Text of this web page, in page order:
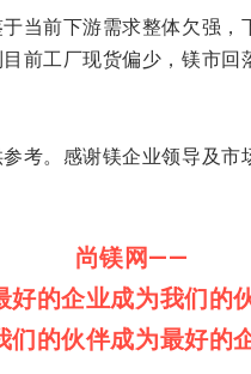
当前下游需求整体欠强，
前工厂现货偏少，镁市回
考。 感谢镁企业领导及市
尚镁网——
好的企业成为我们的
们的伙伴成为最好的